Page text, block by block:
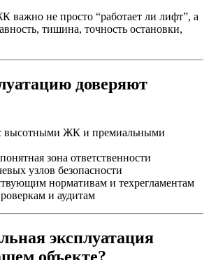
важно не просто “работает ли лифт”, а
тишина, точность остановки,
доверяют
высотными ЖК и премиальными
зона ответственности
узлов безопасности
нормативам и техрегламентам
и аудитам
эксплуатация